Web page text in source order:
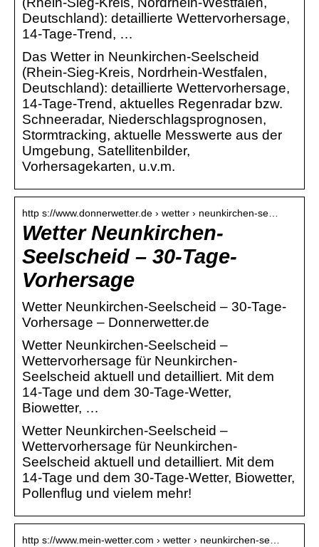
Deutschland): detaillierte Wettervorhersage,
14-Tage-Trend, …
Das Wetter in Neunkirchen-Seelscheid
(Rhein-Sieg-Kreis, Nordrhein-Westfalen,
Deutschland): detaillierte Wettervorhersage,
14-Tage-Trend, aktuelles Regenradar bzw.
Schneeradar, Niederschlagsprognosen,
Stormtracking, aktuelle Messwerte aus der
Umgebung, Satellitenbilder,
Vorhersagekarten, u.v.m.
http s://www.donnerwetter.de › wetter › neunkirchen-se…
Wetter Neunkirchen-
Seelscheid – 30-Tage-
Vorhersage
Wetter Neunkirchen-Seelscheid – 30-Tage-
Vorhersage – Donnerwetter.de
Wetter Neunkirchen-Seelscheid –
Wettervorhersage für Neunkirchen-
Seelscheid aktuell und detailliert. Mit dem
14-Tage und dem 30-Tage-Wetter,
Biowetter, …
Wetter Neunkirchen-Seelscheid –
Wettervorhersage für Neunkirchen-
Seelscheid aktuell und detailliert. Mit dem
14-Tage und dem 30-Tage-Wetter, Biowetter,
Pollenflug und vielem mehr!
http s://www.mein-wetter.com › wetter › neunkirchen-se…